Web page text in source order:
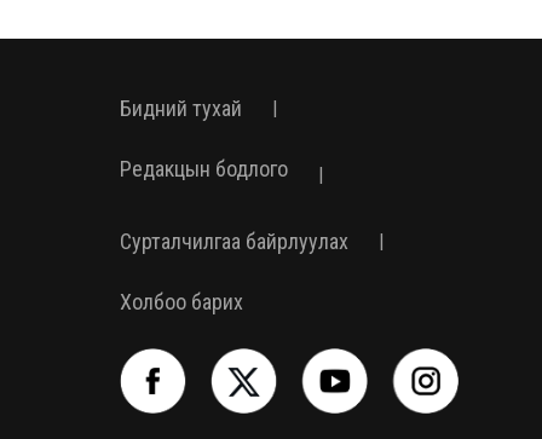
Бидний тухай |
Редакцын бодлого |
Сурталчилгаа байрлуулах |
Холбоо барих